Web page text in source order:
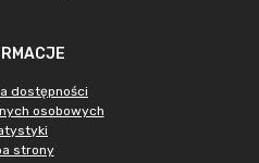
dostępności
osobowych
strony